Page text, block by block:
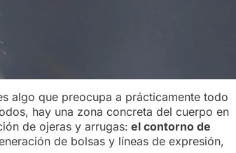
algo que preocupa a prácticamente todo
hay una zona concreta del cuerpo en
de ojeras y arrugas: el contorno de
de bolsas y líneas de expresión,